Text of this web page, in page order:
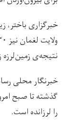
خبرگزاری باختر،
نتیجه‌ی
خبرنگار محلی
گذشته تا صبح
را لرزانده است.